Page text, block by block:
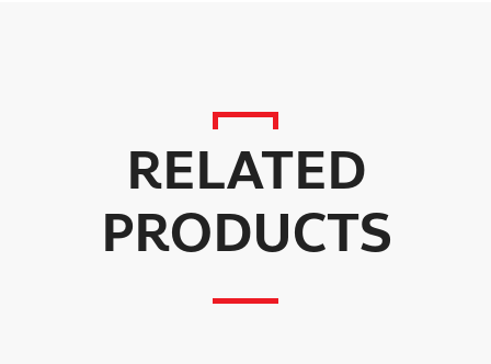
RELATED
PRODUCTS